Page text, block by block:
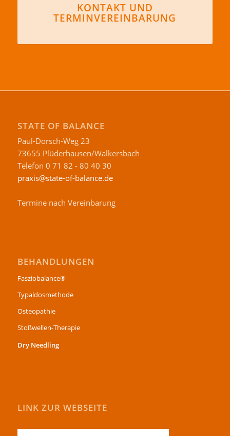
KONTAKT UND
TERMINVEREINBARUNG
STATE OF BALANCE
Paul-Dorsch-Weg 23
73655 Plüderhausen/Walkersbach
Telefon 0 71 82 - 80 40 30
praxis@state-of-balance.de
Termine nach Vereinbarung
BEHANDLUNGEN
Fasziobalance®
Typaldosmethode
Osteopathie
Stoßwellen-Therapie
Dry Needling
LINK ZUR WEBSEITE